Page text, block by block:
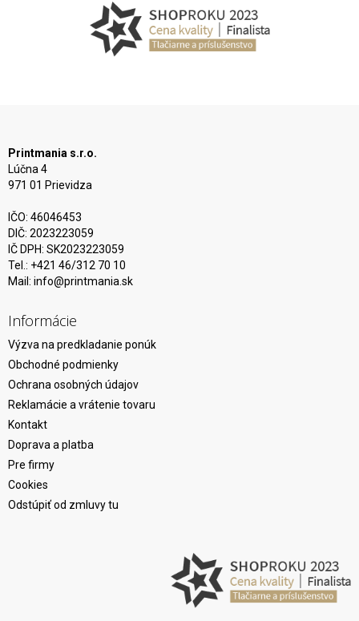
Printmania s.r.o.
Lúčna 4
971 01 Prievidza
IČO: 46046453
DIČ: 2023223059
IČ DPH: SK2023223059
Tel.: +421 46/312 70 10
Mail: info@printmania.sk
Informácie
Výzva na predkladanie ponúk
Obchodné podmienky
Ochrana osobných údajov
Reklamácie a vrátenie tovaru
Kontakt
Doprava a platba
Pre firmy
Cookies
Odstúpiť od zmluvy tu